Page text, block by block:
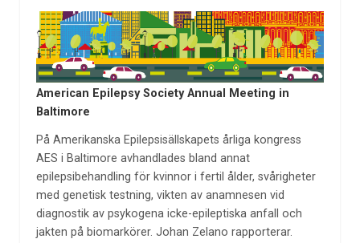
American Epilepsy Society Annual Meeting in
Baltimore
På Amerikanska Epilepsisällskapets årliga kongress
AES i Baltimore avhandlades bland annat
epilepsibehandling för kvinnor i fertil ålder, svårigheter
med genetisk testning, vikten av anamnesen vid
diagnostik av psykogena icke-epileptiska anfall och
jakten på biomarkörer. Johan Zelano rapporterar.